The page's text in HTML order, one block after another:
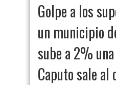
Golpe a los
un municipio
sube a 2%
Caputo sale al